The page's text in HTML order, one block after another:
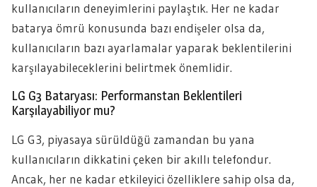
kullanıcıların deneyimlerini paylaştık. Her ne kadar
batarya ömrü konusunda bazı endişeler olsa da,
kullanıcıların bazı ayarlamalar yaparak beklentilerini
karşılayabileceklerini belirtmek önemlidir.
LG G3 Bataryası: Performanstan Beklentileri
Karşılayabiliyor mu?
LG G3, piyasaya sürüldüğü zamandan bu yana
kullanıcıların dikkatini çeken bir akıllı telefondur.
Ancak, her ne kadar etkileyici özelliklere sahip olsa da,